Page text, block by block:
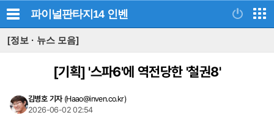
파이널판타지14 인벤
[정보 · 뉴스 모음]
[기획]'스파6'에 역전당한 '철권8'
김병호 기자 (Haao@inven.co.kr)
2026-06-02 02:54